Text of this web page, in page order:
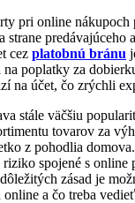
pri online nákupoch
predávajúceho
cez platobnú bránu
na poplatky za
na účet, čo zrýchli
stále väčšiu
tovarov za
z pohodlia
spojené s online
zásad je
a čo treba